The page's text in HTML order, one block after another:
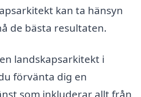
kan ta hänsyn
de bästa resultaten.
landskapsarkitekt i
förvänta dig en
som inkluderar allt från